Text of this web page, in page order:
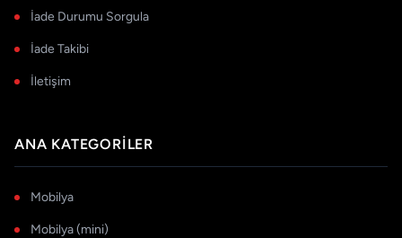
İade Durumu Sorgula
İade Takibi
İletişim
ANA KATEGORILER
Mobilya
Mobilya (mini)